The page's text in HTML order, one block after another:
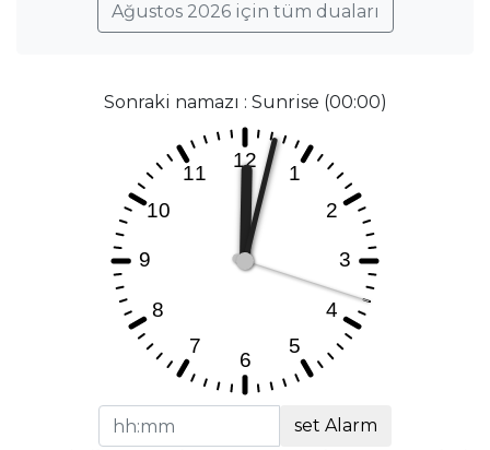
Ağustos 2026 için tüm duaları
Sonraki namazı : Sunrise (00:00)
set Alarm